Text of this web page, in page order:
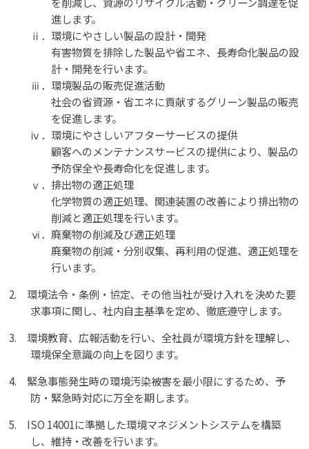
進します。
ⅱ．環境にやさしい製品の設計・開発
有害物質を排除した製品や省エネ、長寿命化製品の設
計・開発を行います。
ⅲ．環境製品の販売促進活動
社会の省資源・省エネに貢献するグリーン製品の販売
を促進します。
ⅳ．環境にやさしいアフターサービスの提供
顧客へのメンテナンスサービスの提供により、製品の
予防保全や長寿命化を促進します。
ⅴ．排出物の適正処理
化学物質の適正処理、関連装置の改善により排出物の
削減と適正処理を行います。
ⅵ．廃棄物の削減及び適正処理
廃棄物の削減・分別収集、再利用の促進、適正処理を
行います。
2. 環境法令・条例・協定、その他当社が受け入れを決めた要
求事項に関し、社内自主基準を定め、徹底遵守します。
3. 環境教育、広報活動を行い、全社員が環境方針を理解し、
環境保全意識の向上を図ります。
4. 緊急事態発生時の環境汚染被害を最小限にするため、予
防・緊急時対応に万全を期します。
5. ISO 14001に準拠した環境マネジメントシステムを構築
し、維持・改善を行います。